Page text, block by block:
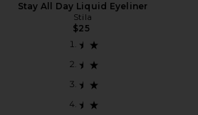
Stay All Day Liquid Eyeliner
Stila
$25